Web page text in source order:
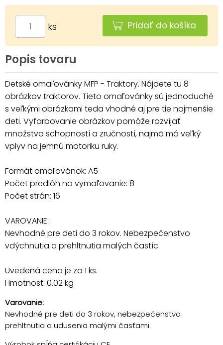
ks Pridať do košíka
Popis tovaru
Detské omaľovánky MFP - Traktory. Nájdete tu 8
obrázkov traktorov. Tieto omaľovánky sú jednoduché
s veľkými obrázkami teda vhodné aj pre tie najmenšie
deti. Vyfarbovanie obrázkov pomôže rozvíjať
množstvo schopností a zručností, najmä má veľký
vplyv na jemnú motoriku ruky.
Formát omaľovánok: A5
Počet predlôh na vymaľovanie: 8
Počet strán: 16
VAROVANIE:
Nevhodné pre deti do 3 rokov. Nebezpečenstvo
vdýchnutia a prehltnutia malých častíc.
Uvedená cena je za 1 ks.
Hmotnosť: 0.02 kg
Varovanie:
Nevhodné pre deti do 3 rokov, nebezpečenstvo
prehltnutia a udusenia malými časťami.